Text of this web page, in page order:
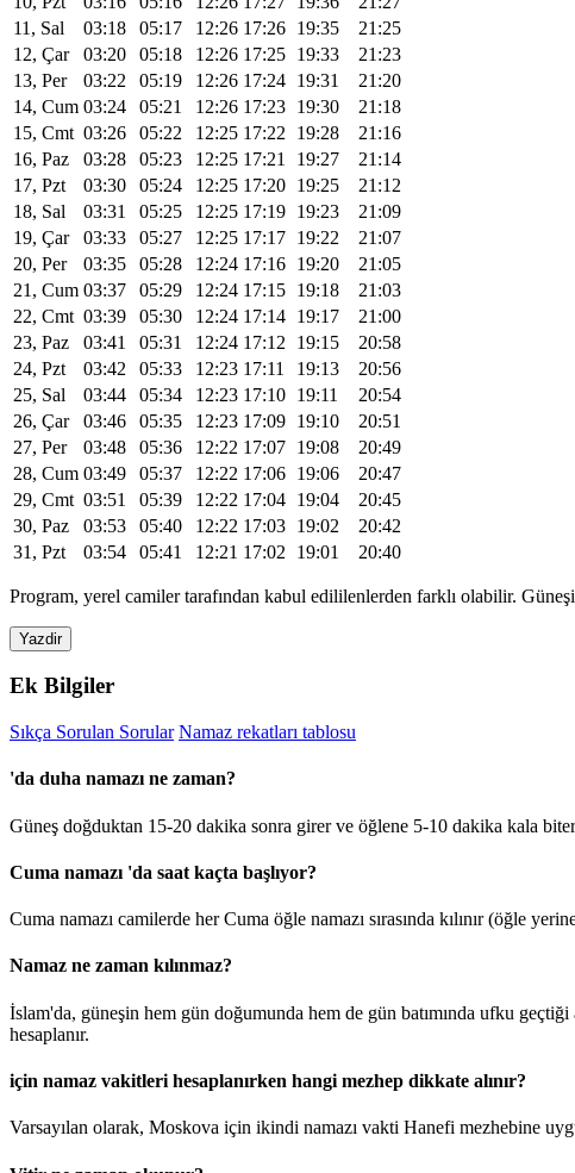
11, Sal
03:18 05:17 12:26 17:26 19:35
21:25
12, Çar
03:20 05:18 12:26 17:25 19:33
21:23
13, Per
03:22 05:19 12:26 17:24 19:31
21:20
14, Cum 03:24 05:21 12:26 17:23 19:30
21:18
15, Cmt 03:26 05:22 12:25 17:22 19:28
21:16
16, Paz
03:28 05:23 12:25 17:21 19:27
21:14
17, Pzt
03:30 05:24 12:25 17:20 19:25
21:12
18, Sal
03:31 05:25 12:25 17:19 19:23
21:09
19, Çar
03:33 05:27 12:25 17:17 19:22
21:07
20, Per
03:35 05:28 12:24 17:16 19:20
21:05
21, Cum 03:37 05:29 12:24 17:15 19:18
21:03
22, Cmt 03:39 05:30 12:24 17:14 19:17
21:00
23, Paz
03:41 05:31 12:24 17:12 19:15
20:58
24, Pzt
03:42 05:33 12:23 17:11 19:13
20:56
25, Sal
03:44 05:34 12:23 17:10 19:11
20:54
26, Çar
03:46 05:35 12:23 17:09 19:10
20:51
27, Per
03:48 05:36 12:22 17:07 19:08
20:49
28, Cum 03:49 05:37 12:22 17:06 19:06
20:47
29, Cmt 03:51 05:39 12:22 17:04 19:04
20:45
30, Paz
03:53 05:40 12:22 17:03 19:02
20:42
31, Pzt
03:54 05:41 12:21 17:02 19:01 20:40
Program, yerel camiler tarafından kabul edililenlerden farklı olabilir.
Yazdir
Ek Bilgiler
Sıkça Sorulan Sorular Namaz rekatları tablosu
'da duha namazı ne zaman?
Güneş doğduktan 15-20 dakika sonra girer ve öğlene 5-10 dakika kala
Cuma namazı 'da saat kaçta başlıyor?
Cuma namazı camilerde her Cuma öğle namazı sırasında kılınır (öğle
Namaz ne zaman kılınmaz?
İslam'da, güneşin hem gün doğumunda hem de gün batımında ufku
hesaplanır.
için namaz vakitleri hesaplanırken hangi mezhep dikkate alınır?
Varsayılan olarak, Moskova için ikindi namazı vakti Hanefi mezhebine